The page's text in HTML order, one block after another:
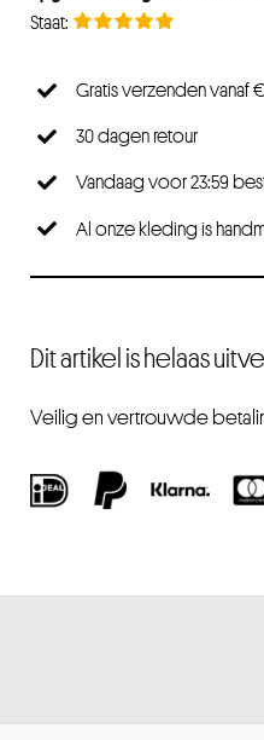
Gratis verzenden vanaf
30 dagen retour
Vandaag voor 23:59
Al onze kleding is
Dit artikel is helaas
Veilig en vertrouwde